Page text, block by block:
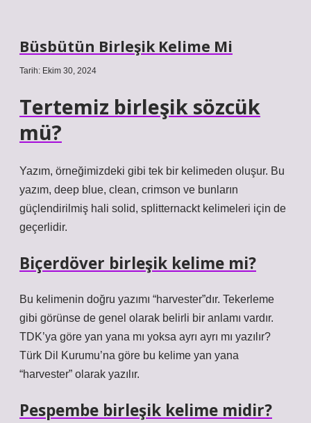
Büsbütün Birleşik Kelime Mi
Tarih: Ekim 30, 2024
Tertemiz birleşik sözcük
mü?
Yazım, örneğimizdeki gibi tek bir kelimeden oluşur. Bu
yazım, deep blue, clean, crimson ve bunların
güçlendirilmiş hali solid, splitternackt kelimeleri için de
geçerlidir.
Biçerdöver birleşik kelime mi?
Bu kelimenin doğru yazımı “harvester”dır. Tekerleme
gibi görünse de genel olarak belirli bir anlamı vardır.
TDK’ya göre yan yana mı yoksa ayrı ayrı mı yazılır?
Türk Dil Kurumu’na göre bu kelime yan yana
“harvester” olarak yazılır.
Pespembe birleşik kelime midir?